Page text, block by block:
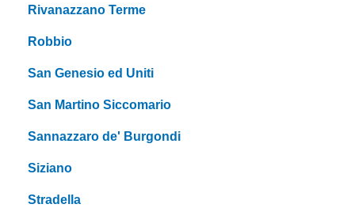
Rivanazzano Terme
Robbio
San Genesio ed Uniti
San Martino Siccomario
Sannazzaro de' Burgondi
Siziano
Stradella